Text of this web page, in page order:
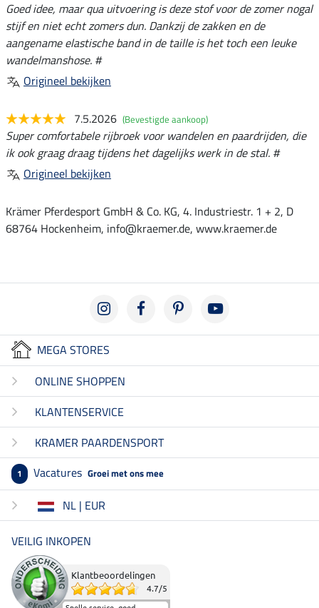
Goed idee, maar qua uitvoering is deze stof voor de zomer nogal
stijf en niet echt zomers dun. Dankzij de zakken en de
aangename elastische band in de taille is het toch een leuke
wandelmanshose. #
Origineel bekijken
7.5.2026 (Bevestigde aankoop)
Super comfortabele rijbroek voor wandelen en paardrijden, die
ik ook graag draag tijdens het dagelijks werk in de stal. #
Origineel bekijken
Krämer Pferdesport GmbH & Co. KG, 4. Industriestr. 1 + 2, D
68764 Hockenheim, info@kraemer.de, www.kraemer.de
MEGA STORES
ONLINE SHOPPEN
KLANTENSERVICE
KRAMER PAARDENSPORT
1 Vacatures Groei met ons mee
NL | EUR
VEILIG INKOPEN
Klantbeoordelingen
4.7/5